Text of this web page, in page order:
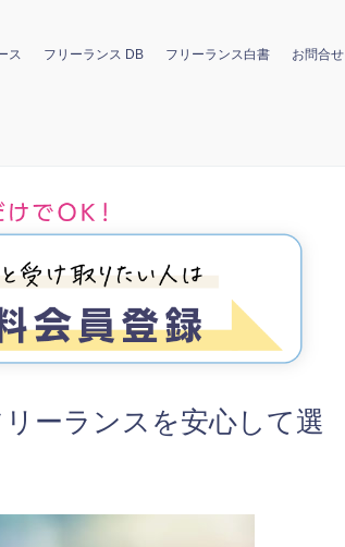
ス フリーランス DB フリーランス白書 お問合せ
ーランスを安心して選